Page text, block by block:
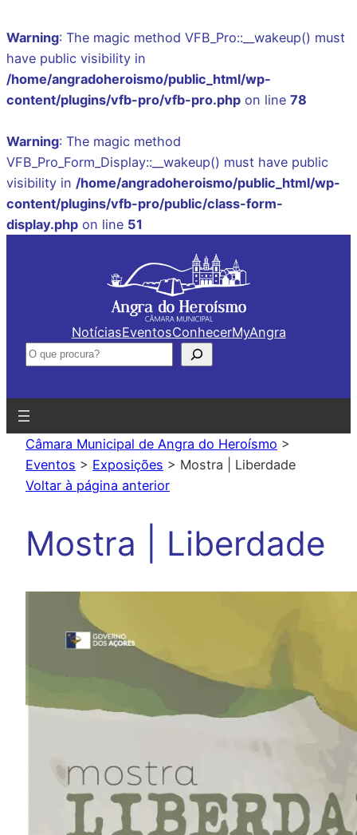
Warning: The magic method VFB_Pro::__wakeup() must
have public visibility in
/home/angradoheroismo/public_html/wp-
content/plugins/vfb-pro/vfb-pro.php on line 78
Warning: The magic method
VFB_Pro_Form_Display::__wakeup() must have public
visibility in /home/angradoheroismo/public_html/wp-
content/plugins/vfb-pro/public/class-form-
display.php on line 51
NotíciasEventosConhecerMyAngra
Pesquisar
Câmara Municipal de Angra do Heroísmo >
Eventos > Exposições > Mostra | Liberdade
Voltar à página anterior
Mostra | Liberdade